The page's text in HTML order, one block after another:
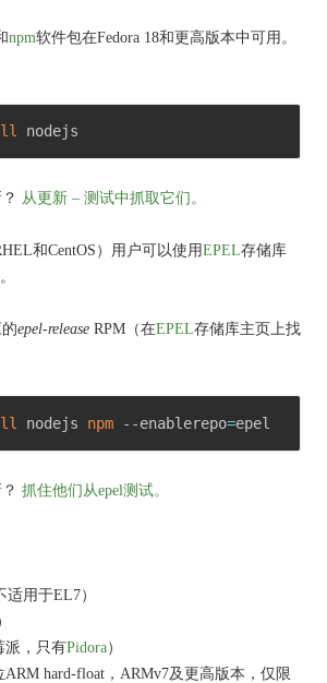
npm软件包在Fedora 18和更高版本中可用。
nodejs
从更新 – 测试中抓取它们。
和CentOS）用户可以使用EPEL存储库
。
epel-release RPM（在EPEL存储库主页上找
nodejs npm --enablerepo=epel
抓住他们从epel测试。
适用于EL7）
派， 只有Pidora）
ARM hard-float，ARMv7及更高版本，仅限